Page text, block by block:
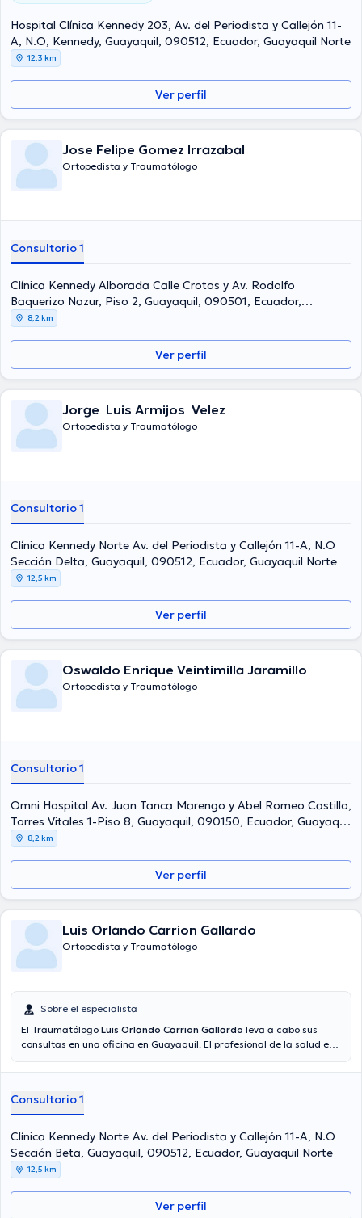
Hospital Clínica Kennedy 203, Av. del Periodista y Callejón 11-
A, N.O, Kennedy, Guayaquil, 090512, Ecuador, Guayaquil Norte
12,3 km
Ver perfil
Jose Felipe Gomez Irrazabal
Ortopedista y Traumatólogo
Consultorio 1
Clínica Kennedy Alborada Calle Crotos y Av. Rodolfo
Baquerizo Nazur, Piso 2, Guayaquil, 090501, Ecuador,
Guayaquil Norte
8,2 km
Ver perfil
Jorge Luis Armijos Velez
Ortopedista y Traumatólogo
Consultorio 1
Clínica Kennedy Norte Av. del Periodista y Callejón 11-A, N.O
Sección Delta, Guayaquil, 090512, Ecuador, Guayaquil Norte
12,5 km
Ver perfil
Oswaldo Enrique Veintimilla Jaramillo
Ortopedista y Traumatólogo
Consultorio 1
Omni Hospital Av. Juan Tanca Marengo y Abel Romeo Castillo,
Torres Vitales 1-Piso 8, Guayaquil, 090150, Ecuador, Guayaquil
Norte8,2 km
Ver perfil
Luis Orlando Carrion Gallardo
Ortopedista y Traumatólogo
Sobre el especialista
El Traumatólogo Luis Orlando Carrion Gallardo leva a cabo sus
consultas en una oficina en Guayaquil. El profesional de la salud es
tiene amplios conocimientos en su área de especialidad. El doctor
estudio. Adicionalmente, él se ha desempeñado como miembro de
diversas asociaciones médicas. Luis Orlando Carrion Gallardo ha
formado parte en múltiples conferencias con el ideal de tener una
formación continua en su disciplina de especialización y ha
publicado numerosas publicaciones.
Consultorio 1
Clínica Kennedy Norte Av. del Periodista y Callejón 11-A, N.O
Sección Beta, Guayaquil, 090512, Ecuador, Guayaquil Norte
12,5 km
Ver perfil